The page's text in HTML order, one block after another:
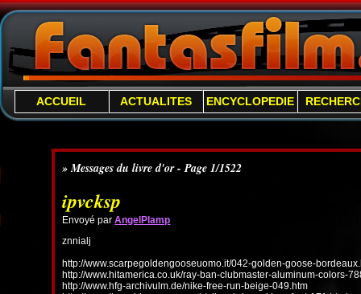
ACCUEIL ACTUALITES ENCYCLOPEDIE
» Messages du livre d'or - Page 1/1522
ipvcksp
Envoyé parAngelPlamp
znnialj
http://www.scarpegoldengooseuomo.it/042-golden-goose-
http://www.hitamerica.co.uk/ray-ban-clubmaster-aluminum-colors-
http://www.hfg-archivulm.de/nike-free-run-beige-049.htm